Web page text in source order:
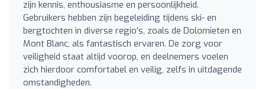
zijn kennis, enthousiasme en persoonlijkheid.
Gebruikers hebben zijn begeleiding tijdens ski- en
bergtochten in diverse regio's, zoals de Dolomieten en
Mont Blanc, als fantastisch ervaren. De zorg voor
veiligheid staat altijd voorop, en deelnemers voelen
zich hierdoor comfortabel en veilig, zelfs in uitdagende
omstandigheden.